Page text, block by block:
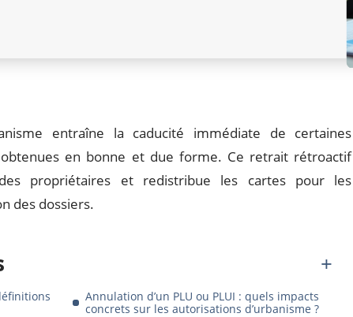
entraîne la caducité immédiate de certaines
en bonne et due forme. Ce retrait rétroactif
propriétaires et redistribue les cartes pour les
des dossiers.
Annulation d’un PLU ou PLUI : quels impacts
concrets sur les autorisations d’urbanisme ?